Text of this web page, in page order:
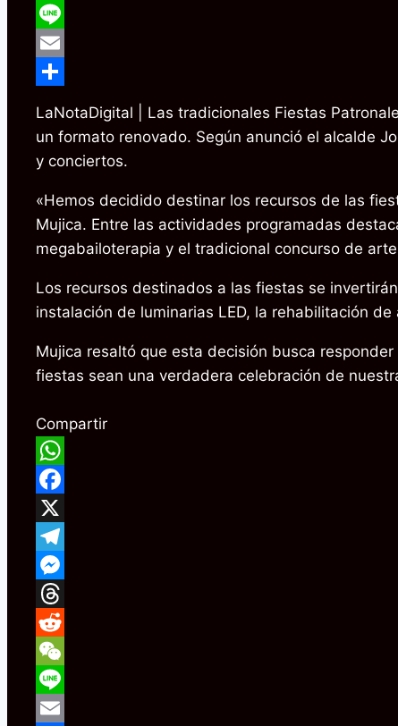
WeChat
Line
Email
LaNotaDigital | Las tradicionales Fiestas
un formato renovado. Según anunció el alcalde
y conciertos.
«Hemos decidido destinar los recursos de las
Mujica. Entre las actividades programadas
megabailoterapia y el tradicional concurso de
Los recursos destinados a las fiestas se
instalación de luminarias LED, la rehabilitación
Mujica resaltó que esta decisión busca
fiestas sean una verdadera celebración de
Compartir
WhatsApp
Facebook
X
Telegram
Messenger
Threads
Reddit
WeChat
Line